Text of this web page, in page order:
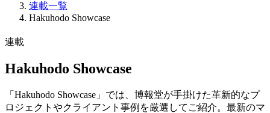
連載一覧
Hakuhodo Showcase
連載
Hakuhodo Showcase
「Hakuhodo Showcase」では、博報堂が手掛けた革新的なプ
ロジェクトやクライアント事例を厳選してご紹介。最新のマ